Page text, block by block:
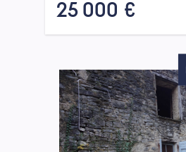
25 000 €